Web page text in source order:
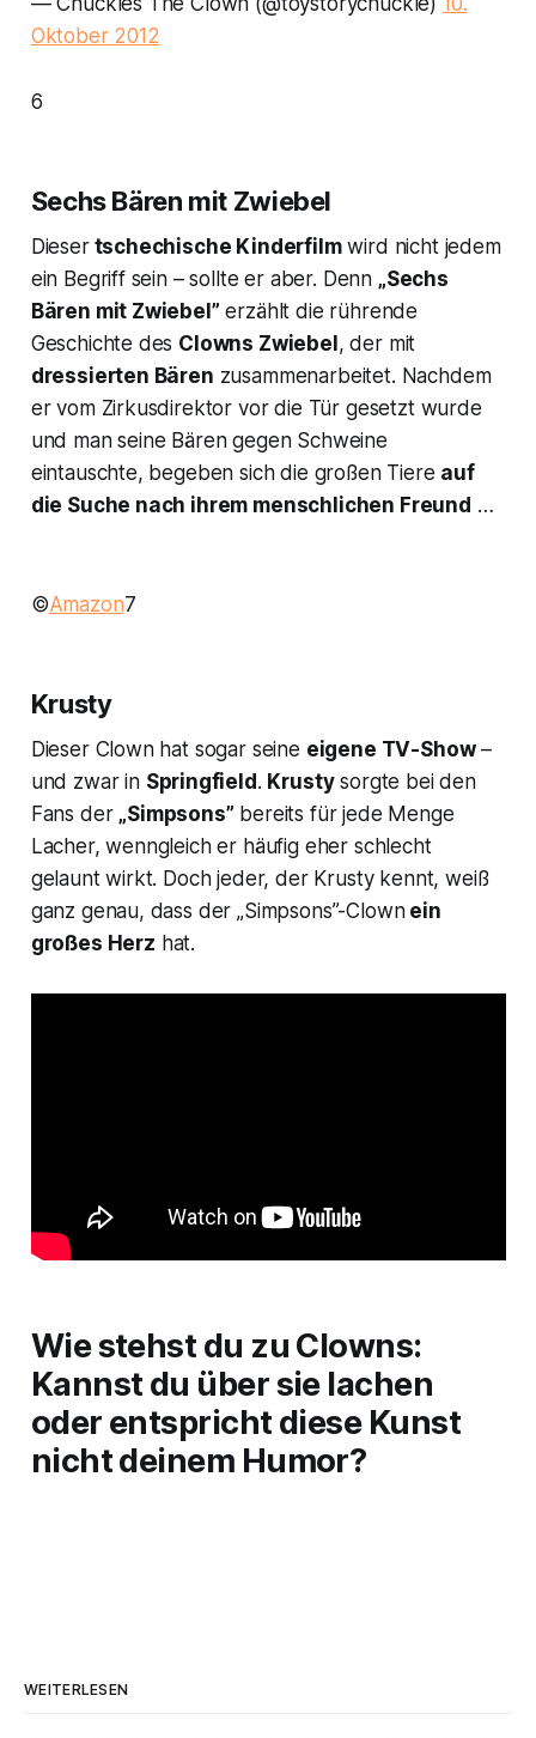
Oktober 2012
6
Sechs Bären mit Zwiebel
Diesertschechische Kinderfilmwird nicht jedem
ein Begriff sein – sollte er aber. Denn „Sechs
Bären mit Zwiebel” erzählt die rührende
Geschichte des Clowns Zwiebel, der mit
dressierten Bären zusammenarbeitet. Nachdem
er vom Zirkusdirektor vor die Tür gesetzt wurde
und man seine Bären gegen Schweine
eintauschte, begeben sich die großen Tiere auf
die Suche nach ihrem menschlichen Freund …
©Amazon7
Krusty
Dieser Clown hat sogar seine eigene TV-Show–
und zwar in Springfield. Krustysorgte bei den
Fans der „Simpsons” bereits für jede Menge
Lacher, wenngleich er häufig eher schlecht
gelaunt wirkt. Doch jeder, der Krusty kennt, weiß
ganz genau, dass der „Simpsons”-Clownein
großes Herz hat.
Wie stehst du zu Clowns:
Kannst du über sie lachen
oder entspricht diese Kunst
nicht deinem Humor?
WEITERLESEN